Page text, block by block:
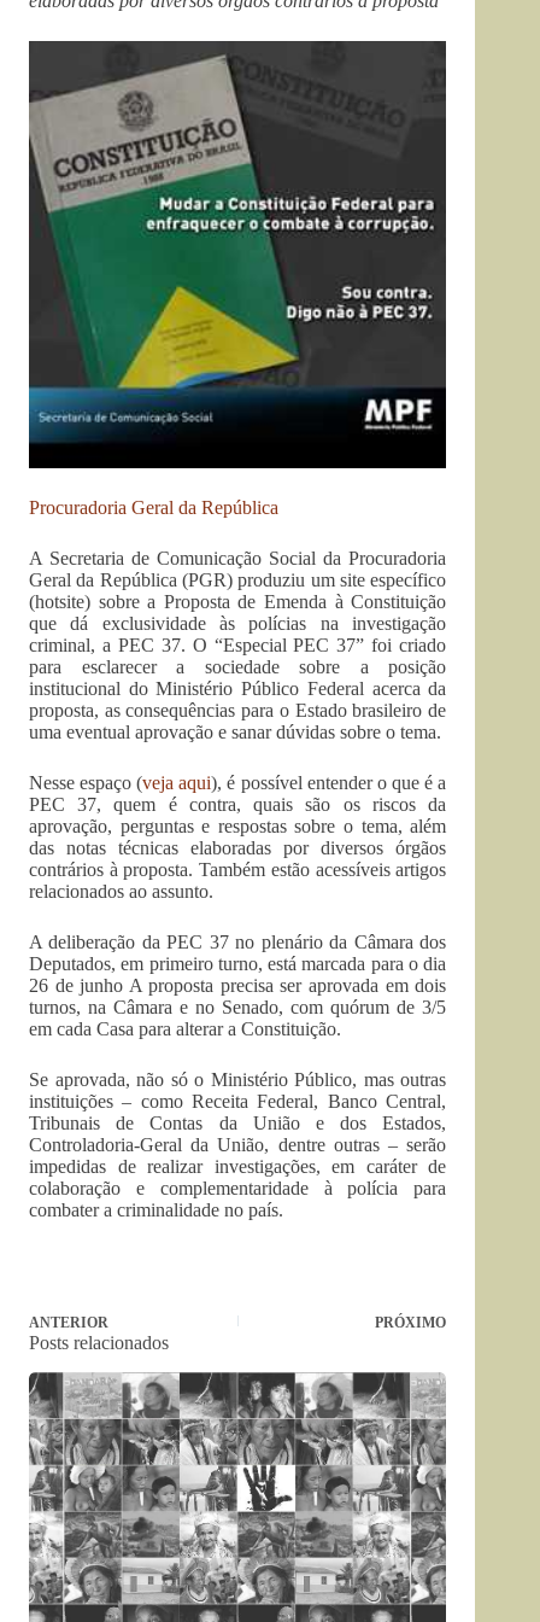
Procuradoria Geral da República
A Secretaria de Comunicação Social da Procuradoria
Geral da República (PGR) produziu um site específico
(hotsite) sobre a Proposta de Emenda à Constituição
que dá exclusividade às polícias na investigação
criminal, a PEC 37. O “Especial PEC 37” foi criado
para esclarecer a sociedade sobre a posição
institucional do Ministério Público Federal acerca da
proposta, as consequências para o Estado brasileiro de
uma eventual aprovação e sanar dúvidas sobre o tema.
Nesse espaço (veja aqui), é possível entender o que é a
PEC 37, quem é contra, quais são os riscos da
aprovação, perguntas e respostas sobre o tema, além
das notas técnicas elaboradas por diversos órgãos
contrários à proposta. Também estão acessíveis artigos
relacionados ao assunto.
A deliberação da PEC 37 no plenário da Câmara dos
Deputados, em primeiro turno, está marcada para o dia
26 de junho A proposta precisa ser aprovada em dois
turnos, na Câmara e no Senado, com quórum de 3/5
em cada Casa para alterar a Constituição.
Se aprovada, não só o Ministério Público, mas outras
instituições – como Receita Federal, Banco Central,
Tribunais de Contas da União e dos Estados,
Controladoria-Geral da União, dentre outras – serão
impedidas de realizar investigações, em caráter de
colaboração e complementaridade à polícia para
combater a criminalidade no país.
ANTERIOR PRÓXIMO
Posts relacionados